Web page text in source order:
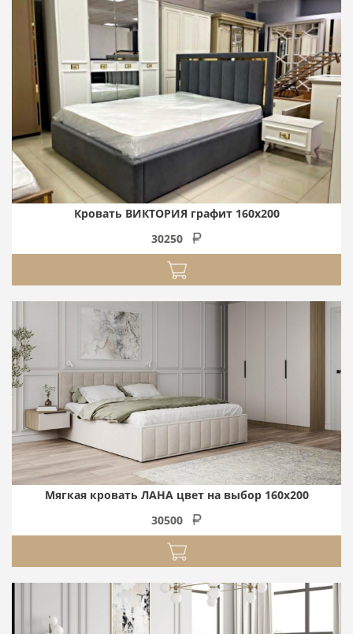
Кровать ВИКТОРИЯ графит 160х200
30250
Мягкая кровать ЛАНА цвет на выбор 160х200
30500